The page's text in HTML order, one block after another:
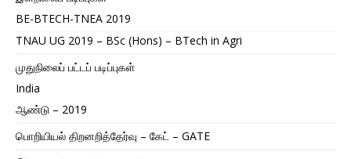
BE-BTECH-TNEA 2019
TNAU UG 2019 – BSc (Hons) – BTech in Agri
முதுநிலைப் பட்டப் படிப்புகள்
India
ஆண்டு – 2019
பொறியியல் திறனறித்தேர்வு – கேட் – GATE